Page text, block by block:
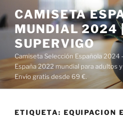
al
contenido
CAMISETA
MUNDIAL 2024
SUPERVIGO
Camiseta Selección Española 2024
España 2022 mundial para adultos
Envío gratis desde 69 €.
ETIQUETA: EQUIPACION